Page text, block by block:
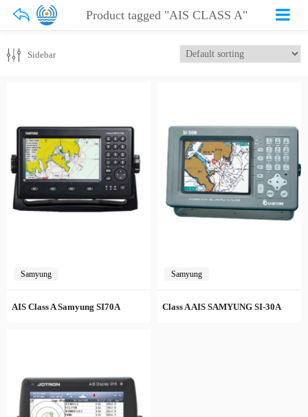
Product tagged "AIS CLASS A"
Sidebar
Samyung
AIS Class A Samyung SI70A
Samyung
Class A AIS SAMYUNG SI-30A